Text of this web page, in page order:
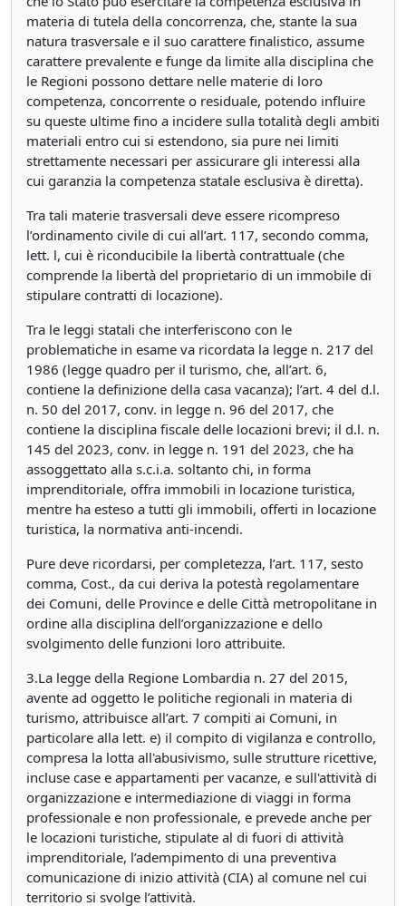
materia di tutela della concorrenza, che, stante la sua
natura trasversale e il suo carattere finalistico, assume
carattere prevalente e funge da limite alla disciplina che
le Regioni possono dettare nelle materie di loro
competenza, concorrente o residuale, potendo influire
su queste ultime fino a incidere sulla totalità degli ambiti
materiali entro cui si estendono, sia pure nei limiti
strettamente necessari per assicurare gli interessi alla
cui garanzia la competenza statale esclusiva è diretta).
Tra tali materie trasversali deve essere ricompreso
l’ordinamento civile di cui all’art. 117, secondo comma,
lett. l, cui è riconducibile la libertà contrattuale (che
comprende la libertà del proprietario di un immobile di
stipulare contratti di locazione).
Tra le leggi statali che interferiscono con le
problematiche in esame va ricordata la legge n. 217 del
1986 (legge quadro per il turismo, che, all’art. 6,
contiene la definizione della casa vacanza); l’art. 4 del d.l.
n. 50 del 2017, conv. in legge n. 96 del 2017, che
contiene la disciplina fiscale delle locazioni brevi; il d.l. n.
145 del 2023, conv. in legge n. 191 del 2023, che ha
assoggettato alla s.c.i.a. soltanto chi, in forma
imprenditoriale, offra immobili in locazione turistica,
mentre ha esteso a tutti gli immobili, offerti in locazione
turistica, la normativa anti-incendi.
Pure deve ricordarsi, per completezza, l’art. 117, sesto
comma, Cost., da cui deriva la potestà regolamentare
dei Comuni, delle Province e delle Città metropolitane in
ordine alla disciplina dell’organizzazione e dello
svolgimento delle funzioni loro attribuite.
3.La legge della Regione Lombardia n. 27 del 2015,
avente ad oggetto le politiche regionali in materia di
turismo, attribuisce all’art. 7 compiti ai Comuni, in
particolare alla lett. e) il compito di vigilanza e controllo,
compresa la lotta all'abusivismo, sulle strutture ricettive,
incluse case e appartamenti per vacanze, e sull'attività di
organizzazione e intermediazione di viaggi in forma
professionale e non professionale, e prevede anche per
le locazioni turistiche, stipulate al di fuori di attività
imprenditoriale, l’adempimento di una preventiva
comunicazione di inizio attività (CIA) al comune nel cui
territorio si svolge l’attività.